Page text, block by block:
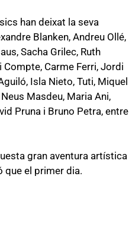
han deixat la seva
Blanken, Andreu Ollé,
Sacha Grilec, Ruth
Carme Ferri, Jordi
Isla Nieto, Tuti, Miquel
Masdeu, Maria Ani,
Pruna i Bruno Petra, entre
gran aventura artística
que el primer dia.